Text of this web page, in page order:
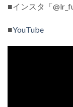
■インスタ「
■YouTube